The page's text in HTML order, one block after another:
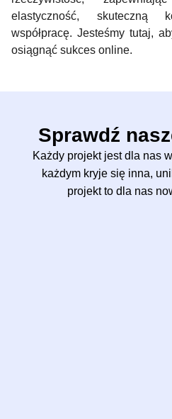
elastyczność, skuteczną
współpracę. Jesteśmy tutaj,
osiągnąć sukces online.
Sprawdź
Każdy projekt jest dla nas
każdym kryje się inna,
projekt to dla nas